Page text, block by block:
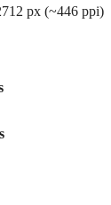
px (~446 ppi)